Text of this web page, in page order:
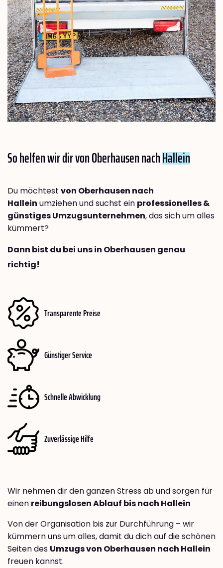
So helfen wir dir von Oberhausen nachHallein
Du möchtest von Oberhausen nach
Hallein umziehen und suchst ein professionelles &
günstiges Umzugsunternehmen, das sich um alles
kümmert?
Dann bist du bei uns in Oberhausen genau
richtig!
Transparente Preise
Günstiger Service
Schnelle Abwicklung
Zuverlässige Hilfe
Wir nehmen dir den ganzen Stress ab und sorgen für
einen reibungslosen Ablauf bis nach Hallein
Von der Organisation bis zur Durchführung – wir
kümmern uns um alles, damit du dich auf die schönen
Seiten des Umzugs von Oberhausen nach Hallein
freuen kannst.